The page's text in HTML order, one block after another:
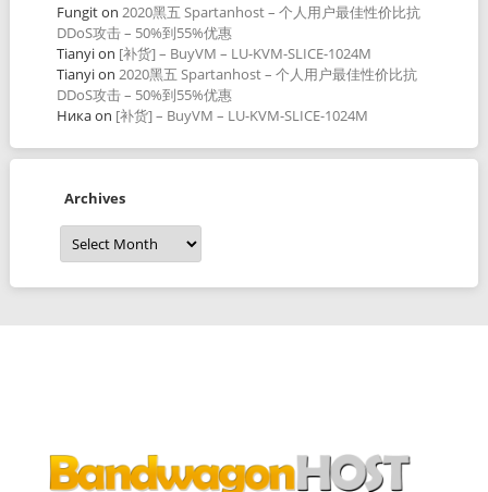
Fungiton 2020黑五 Spartanhost – 个人用户最佳性价比抗
DDoS攻击 – 50%到55%优惠
Tianyion [补货] – BuyVM – LU-KVM-SLICE-1024M
Tianyion 2020黑五 Spartanhost – 个人用户最佳性价比抗
DDoS攻击 – 50%到55%优惠
Никаon [补货] – BuyVM – LU-KVM-SLICE-1024M
Archives
Archives